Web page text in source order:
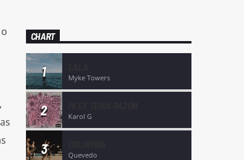
CHART
1 Myke Towers
2 Karol G
3 Quevedo